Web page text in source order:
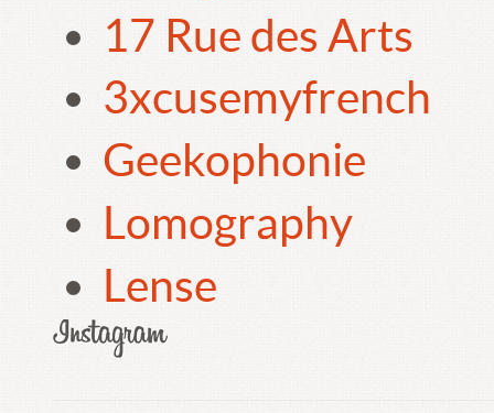
17 Rue des Arts
3xcusemyfrench
Geekophonie
Lomography
Lense